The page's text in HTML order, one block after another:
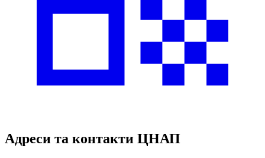
Адреси та контакти ЦНАП